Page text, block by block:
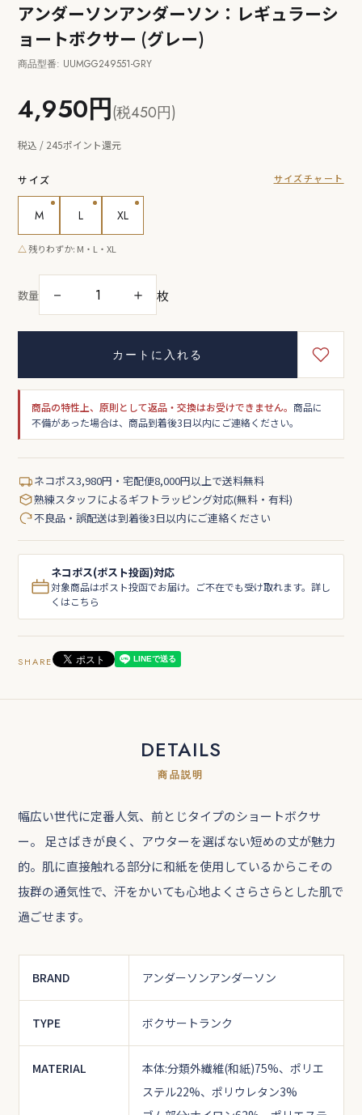
アンダーソンアンダーソン：レギュラーシ
ョートボクサー (グレー)
商品型番: UUMGG249551-GRY
4,950円(税450円)
税込 / 245ポイント還元
サイズ サイズチャート
M L XL
△残りわずか: M・L・XL
数量 － ＋ 枚
カートに入れる
商品の特性上、原則として返品・交換はお受けできません。商品に
不備があった場合は、商品到着後3日以内にご連絡ください。
ネコポス3,980円・宅配便8,000円以上で送料無料
熟練スタッフによるギフトラッピング対応(無料・有料)
不良品・誤配送は到着後3日以内にご連絡ください
ネコポス(ポスト投函)対応
対象商品はポスト投函でお届け。ご不在でも受け取れます。詳し
くはこちら
SHARE
DETAILS
商品説明
幅広い世代に定番人気、前とじタイプのショートボクサ
ー。 足さばきが良く、アウターを選ばない短めの丈が魅力
的。肌に直接触れる部分に和紙を使用しているからこその
抜群の通気性で、汗をかいても心地よくさらさらとした肌で
過ごせます。
BRAND アンダーソンアンダーソン
TYPE ボクサートランク
MATERIAL
本体:分類外繊維(和紙)75%、ポリエ
ステル22%、ポリウレタン3%